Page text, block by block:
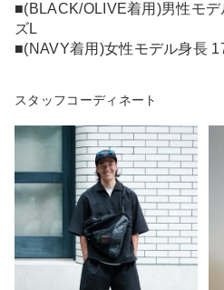
■(BLACK/OLIVE着用)男性モ
ズL
■(NAVY着用)女性モデル身長
スタッフコーディネート